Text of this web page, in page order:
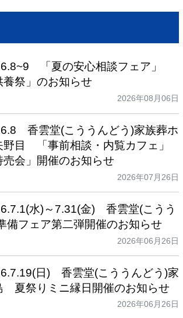
「夏の安心相談フェア」
養祭」のお知らせ
2026年08月06日
香雲堂(こううんどう)家族葬ホ
野目 「事前相談・内覧カフェ」
売会」開催のお知らせ
2026年07月26日
水)～7.31(金) 香雲堂(こうう
フェア第二弾開催のお知らせ
2026年06月26日
日) 香雲堂(こううんどう)家
夏祭りミニ縁日開催のお知らせ
2026年06月26日